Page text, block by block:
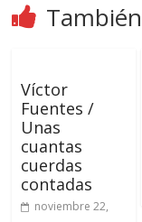
Víctor
Fuentes /
Unas
cuantas
cuerdas
contadas
noviembre 22,